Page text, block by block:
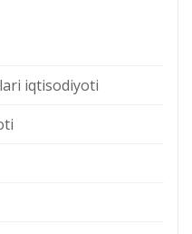
iqtisodiyoti